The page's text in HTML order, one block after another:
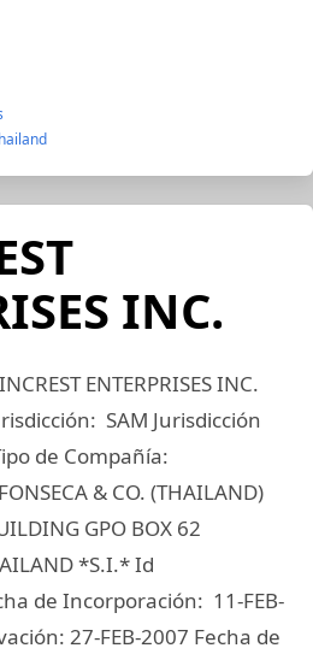
INC.
ENTERPRISES INC.
SAM Jurisdicción
de Compañía:
& CO. (THAILAND)
GPO BOX 62
*S.I.* Id
de Incorporación: 11-FEB-
27-FEB-2007 Fecha de